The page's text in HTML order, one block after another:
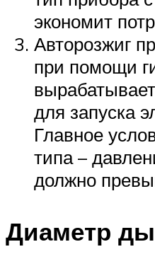
экономит
Авторозжиг
при помощи
для запуска
Главное
типа –
должно
Диаметр